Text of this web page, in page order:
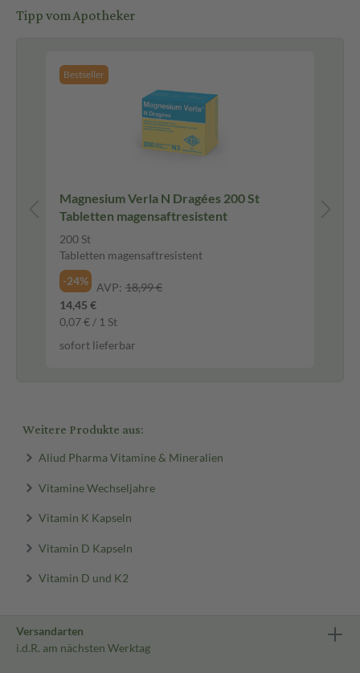
Tipp vom Apotheker
Bestseller
Magnesium Verla N Dragées 200 St
Tabletten magensaftresistent
200 St
Tabletten magensaftresistent
-24%
AVP: 18,99 €
14,45 €
0,07 € / 1 St
sofort lieferbar
Weitere Produkte aus:
Aliud Pharma Vitamine & Mineralien
Vitamine Wechseljahre
Vitamin K Kapseln
Vitamin D Kapseln
Vitamin D und K2
Versandarten
i.d.R. am nächsten Werktag